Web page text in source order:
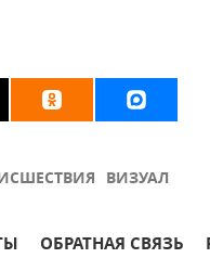
ВИЗУАЛ
ОБРАТНАЯ СВЯЗЬ